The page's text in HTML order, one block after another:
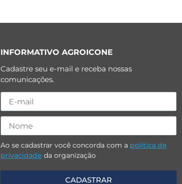
INFORMATIVO AGROICONE
Cadastre seu e-mail e receba nossas
comunicações.
Ao se cadastrar você concorda com a política de
privacidade da organização